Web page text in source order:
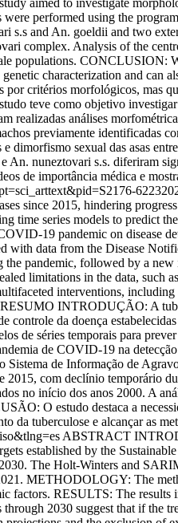
aimed to investigate
performed using the
s.s and An. goeldii and two
complex. Analysis of the
populations. CONCLUSION:
characterization and
critérios morfológicos, mas
teve como objetivo
realizadas análises
previamente
e dimorfismo sexual das asas
An. nuneztovari s.s. diferiram
de importância médica e
since 2015, hindering
time series models to predict
19 pandemic on disease
with data from the Disease
pandemic, followed by a
limitations in the data,
interventions,
INTRODUÇÃO: A
controle da doença
de séries temporais para
de COVID-19 na
Sistema de Informação de
com declínio temporário
no início dos anos 2000. A
O estudo destaca a
da tuberculose e alcançar as
ABSTRACT
established by the
The Holt-Winters and
METHODOLOGY: The
factors. RESULTS: The
2030 suggest that if the